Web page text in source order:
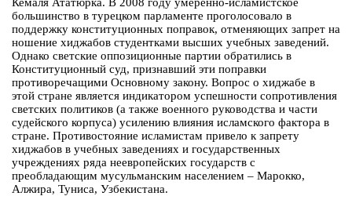
большинство в турецком парламенте проголосовало в
поддержку конституционных поправок, отменяющих запрет на
ношение хиджабов студентками высших учебных заведений.
Однако светские оппозиционные партии обратились в
Конституционный суд, признавший эти поправки
противоречащими Основному закону. Вопрос о хиджабе в
этой стране является индикатором успешности сопротивления
светских политиков (а также военного руководства и части
судейского корпуса) усилению влияния исламского фактора в
стране. Противостояние исламистам привело к запрету
хиджабов в учебных заведениях и государственных
учреждениях ряда неевропейских государств с
преобладающим мусульманским населением – Марокко,
Алжира, Туниса, Узбекистана.